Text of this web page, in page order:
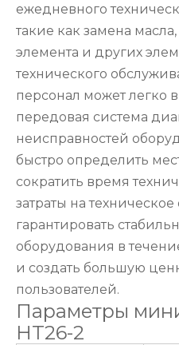
ежедневного
такие как замена
элемента и других
технического
персонал может легко
передовая система
неисправностей
быстро определить
сократить время
затраты на
гарантировать
оборудования в
и создать большую
пользователей.
Параметры
HT26-2